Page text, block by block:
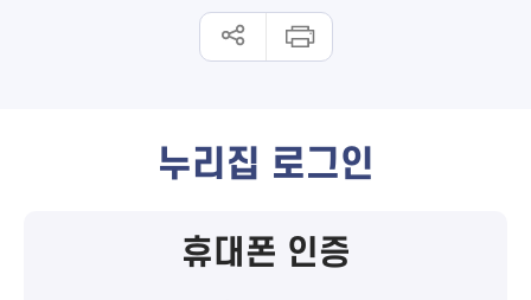
누리집 로그인
휴대폰 인증